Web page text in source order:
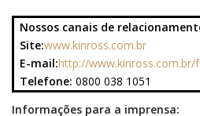
Nossos canais de
Site:www.kinross.com.br
E-mail:http://
Telefone: 0800 038 1051
Informações para a imprensa: